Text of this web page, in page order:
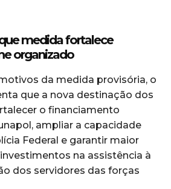
medida fortalece
organizado
da medida provisória, o
que a nova destinação dos
o financiamento
ampliar a capacidade
Federal e garantir maior
na assistência à
dos servidores das forças